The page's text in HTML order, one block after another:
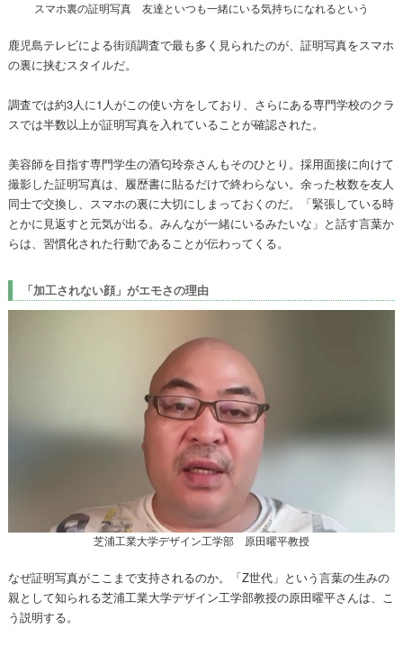
スマホ裏の証明写真 友達といつも一緒にいる気持ちになれるという
鹿児島テレビによる街頭調査で最も多く見られたのが、証明写真をスマホ
の裏に挟むスタイルだ。
調査では約3人に1人がこの使い方をしており、さらにある専門学校のクラ
スでは半数以上が証明写真を入れていることが確認された。
美容師を目指す専門学生の酒匂玲奈さんもそのひとり。採用面接に向けて
撮影した証明写真は、履歴書に貼るだけで終わらない。余った枚数を友人
同士で交換し、スマホの裏に大切にしまっておくのだ。「緊張している時
とかに見返すと元気が出る。みんなが一緒にいるみたいな」と話す言葉か
らは、習慣化された行動であることが伝わってくる。
「加工されない顔」がエモさの理由
芝浦工業大学デザイン工学部 原田曜平教授
なぜ証明写真がここまで支持されるのか。「Z世代」という言葉の生みの
親として知られる芝浦工業大学デザイン工学部教授の原田曜平さんは、こ
う説明する。